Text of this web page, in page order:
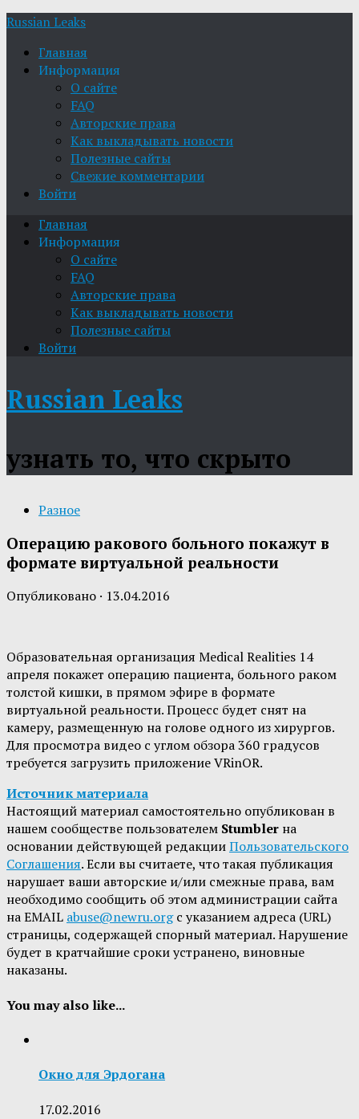
Russian Leaks
Главная
Информация
О сайте
FAQ
Авторские права
Как выкладывать новости
Полезные сайты
Свежие комментарии
Войти
Главная
Информация
О сайте
FAQ
Авторские права
Как выкладывать новости
Полезные сайты
Войти
Russian Leaks
узнать то, что скрыто
Разное
Операцию ракового больного покажут в
формате виртуальной реальности
Опубликовано · 13.04.2016
Образовательная организация Medical Realities 14
апреля покажет операцию пациента, больного раком
толстой кишки, в прямом эфире в формате
виртуальной реальности. Процесс будет снят на
камеру, размещенную на голове одного из хирургов.
Для просмотра видео с углом обзора 360 градусов
требуется загрузить приложение VRinOR.
Источник материала
Настоящий материал самостоятельно опубликован в
нашем сообществе пользователем Stumbler на
основании действующей редакцииПользовательского
Соглашения. Если вы считаете, что такая публикация
нарушает ваши авторские и/или смежные права, вам
необходимо сообщить об этом администрации сайта
на EMAIL abuse@newru.orgс указанием адреса (URL)
страницы, содержащей спорный материал. Нарушение
будет в кратчайшие сроки устранено, виновные
наказаны.
You may also like...
Окно для Эрдогана
17.02.2016